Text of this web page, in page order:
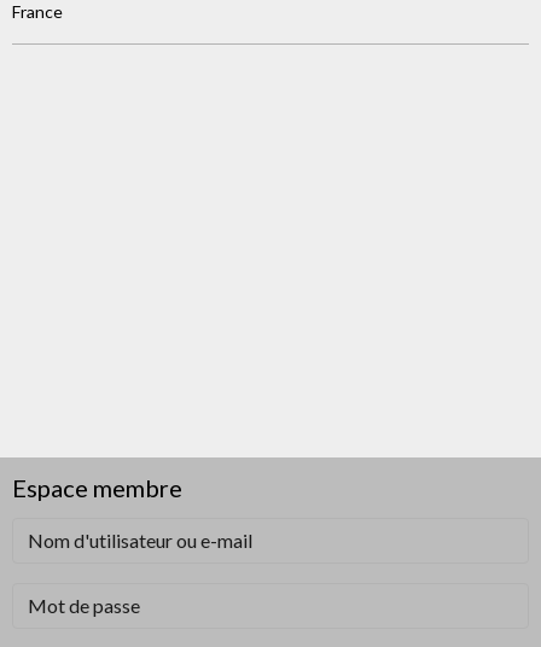
France
Espace membre